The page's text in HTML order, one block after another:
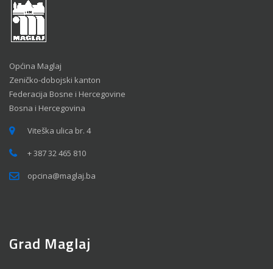
Općina Maglaj
Zeničko-dobojski kanton
Federacija Bosne i Hercegovine
Bosna i Hercegovina
Viteška ulica br. 4
+ 387 32 465 810
opcina@maglaj.ba
Grad Maglaj